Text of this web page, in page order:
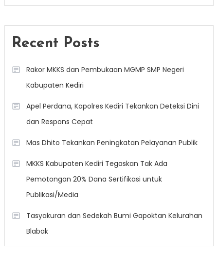
Recent Posts
Rakor MKKS dan Pembukaan MGMP SMP Negeri
Kabupaten Kediri
Apel Perdana, Kapolres Kediri Tekankan Deteksi Dini
dan Respons Cepat
Mas Dhito Tekankan Peningkatan Pelayanan Publik
MKKS Kabupaten Kediri Tegaskan Tak Ada
Pemotongan 20% Dana Sertifikasi untuk
Publikasi/Media
Tasyakuran dan Sedekah Bumi Gapoktan Kelurahan
Blabak